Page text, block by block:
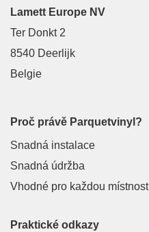
Lamett Europe NV
Ter Donkt 2
8540 Deerlijk
Belgie
Proč právě Parquetvinyl?
Snadná instalace
Snadná údržba
Vhodné pro každou místnost
Praktické odkazy